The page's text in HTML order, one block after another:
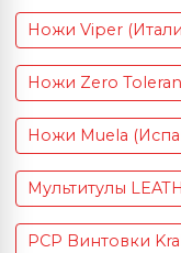
Ножи Viper
Ножи Zero
Ножи Muela
Мультитулы
PCP Винтовки